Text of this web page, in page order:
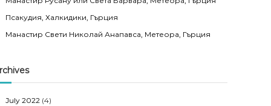
Псакудия, Халкидики, Гърция
Манастир Свети Николай Анапавса, Метеора, Гърция
July 2022 (4)